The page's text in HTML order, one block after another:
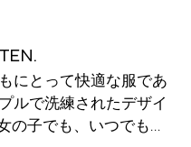
にとって快適な服であ
ルで洗練されたデザイ
の子でも、いつでもど